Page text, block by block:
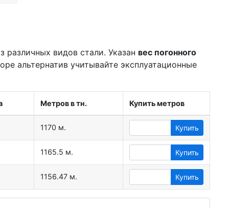
различных видов стали. Указан вес погонного
альтернатив учитывайте эксплуатационные
Метров в тн. Купить метров
1170 м. Купить
1165.5 м. Купить
1156.47 м. Купить